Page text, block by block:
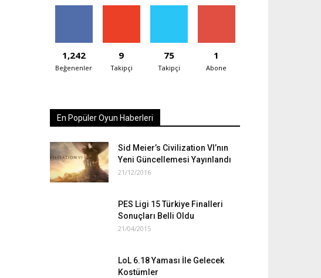
1,242
Beğenenler
9
Takipçi
75
Takipçi
1
Abone
En Popüler Oyun Haberleri
Sid Meier’s Civilization VI’nın
Yeni Güncellemesi Yayınlandı
21/12/2016
PES Ligi 15 Türkiye Finalleri
Sonuçları Belli Oldu
21/04/2015
LoL 6.18 Yaması İle Gelecek
Kostümler